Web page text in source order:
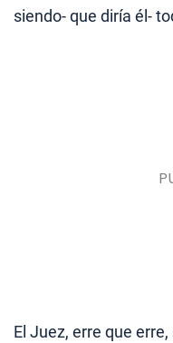
siendo- que diría él-
El Juez, erre que erre,